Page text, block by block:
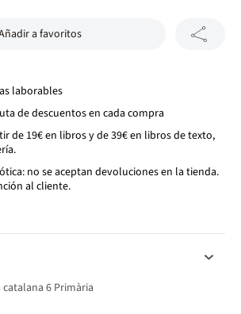
a favoritos
laborables
de descuentos en cada compra
de 19€ en libros y de 39€ en libros de texto,
no se aceptan devoluciones en la tienda.
al cliente.
6 Primària